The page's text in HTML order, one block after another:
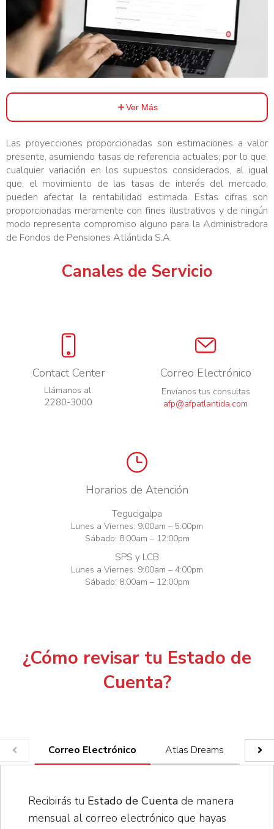
Ver Más
Las proyecciones proporcionadas son estimaciones a valor
presente, asumiendo tasas de referencia actuales; por lo que,
cualquier variación en los supuestos considerados, al igual
que, el movimiento de las tasas de interés del mercado,
pueden afectar la rentabilidad estimada. Estas cifras son
proporcionadas meramente con fines ilustrativos y de ningún
modo representa compromiso alguno para la Administradora
de Fondos de Pensiones Atlántida S.A.
Canales de Servicio
Contact Center
Llámanos al:
2280-3000
Correo Electrónico
Envíanos tus consultas
afp@afpatlantida.com
Horarios de Atención
Tegucigalpa
Lunes a Viernes: 9:00am – 5:00pm
Sábado: 8:00am – 12:00pm
SPS y LCB
Lunes a Viernes: 9:00am – 4:00pm
Sábado: 8:00am – 12:00pm
¿Cómo revisar tu Estado de
Cuenta?
Correo Electrónico Atlas Dreams
Recibirás tu Estado de Cuentade manera
mensual al correo electrónico que hayas